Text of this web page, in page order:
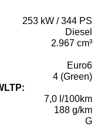
253 kW / 344 PS
Diesel
2.967 cm³
Euro6
4 (Green)
7,0 l/100km
188 g/km
G